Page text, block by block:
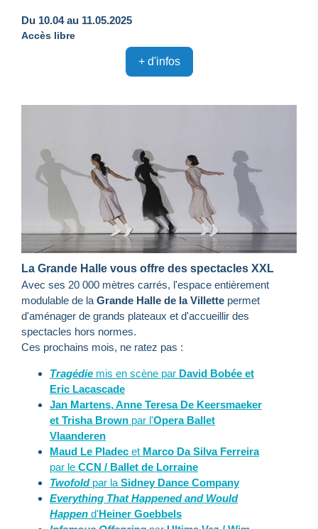
Du 10.04 au 11.05.2025
Accès libre
+ d'infos
La Grande Halle vous offre des spectacles XXL
Avec ses 20 000 mètres carrés, l'espace entièrement
modulable de la Grande Halle de la Villette permet
d'aménager de grands plateaux et d'accueillir des
spectacles hors normes.
Ces prochains mois, ne ratez pas :
Tragédie mis en scène par David Bobée et
Eric Lacascade
Jan Martens, Anne Teresa De Keersmaeker
et Trisha Brown par l'Opera Ballet
Vlaanderen
Maud Le Pladec et Marco Da Silva Ferreira
par le CCN / Ballet de Lorraine
Twofold par la Sidney Dance Company
Everything That Happened and Would
Happen d'Heiner Goebbels